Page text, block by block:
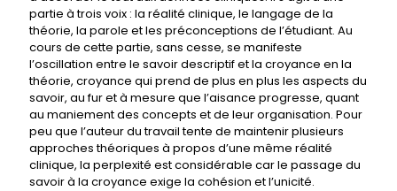
partie à trois voix : la réalité clinique, le langage de la
théorie, la parole et les préconceptions de l’étudiant. Au
cours de cette partie, sans cesse, se manifeste
l’oscillation entre le savoir descriptif et la croyance en la
théorie, croyance qui prend de plus en plus les aspects du
savoir, au fur et à mesure que l’aisance progresse, quant
au maniement des concepts et de leur organisation. Pour
peu que l’auteur du travail tente de maintenir plusieurs
approches théoriques à propos d’une même réalité
clinique, la perplexité est considérable car le passage du
savoir à la croyance exige la cohésion et l’unicité.